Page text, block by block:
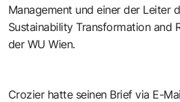
Management und einer der Leiter
Sustainability Transformation and
der WU Wien.
Crozier hatte seinen Brief via E-